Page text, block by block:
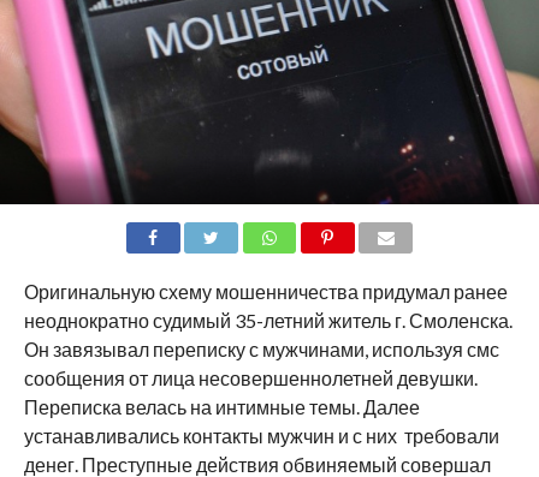
Оригинальную схему мошенничества придумал ранее
неоднократно судимый 35-летний житель г. Смоленска.
Он завязывал переписку с мужчинами, используя смс
сообщения от лица несовершеннолетней девушки.
Переписка велась на интимные темы. Далее
устанавливались контакты мужчин и с них требовали
денег. Преступные действия обвиняемый совершал